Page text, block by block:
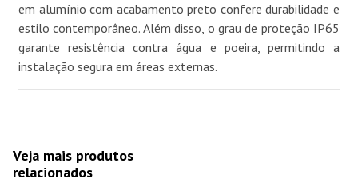
em alumínio com acabamento preto confere durabilidade e
estilo contemporâneo. Além disso, o grau de proteção IP65
garante resistência contra água e poeira, permitindo a
instalação segura em áreas externas.
Veja mais produtos
relacionados